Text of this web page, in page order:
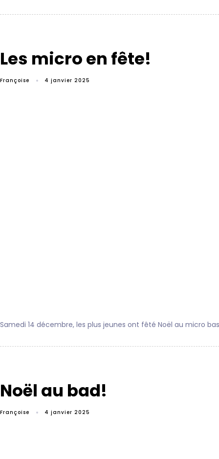
Les micro en fête!
Françoise 4 janvier 2025
Samedi 14 décembre, les plus jeunes ont fêté Noël au micro
Noël au bad!
Françoise 4 janvier 2025